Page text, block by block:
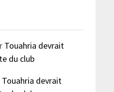
Touahria devrait
du club
Touahria devrait